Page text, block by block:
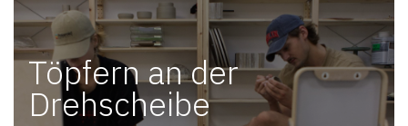
Töpfern an der
Drehscheibe